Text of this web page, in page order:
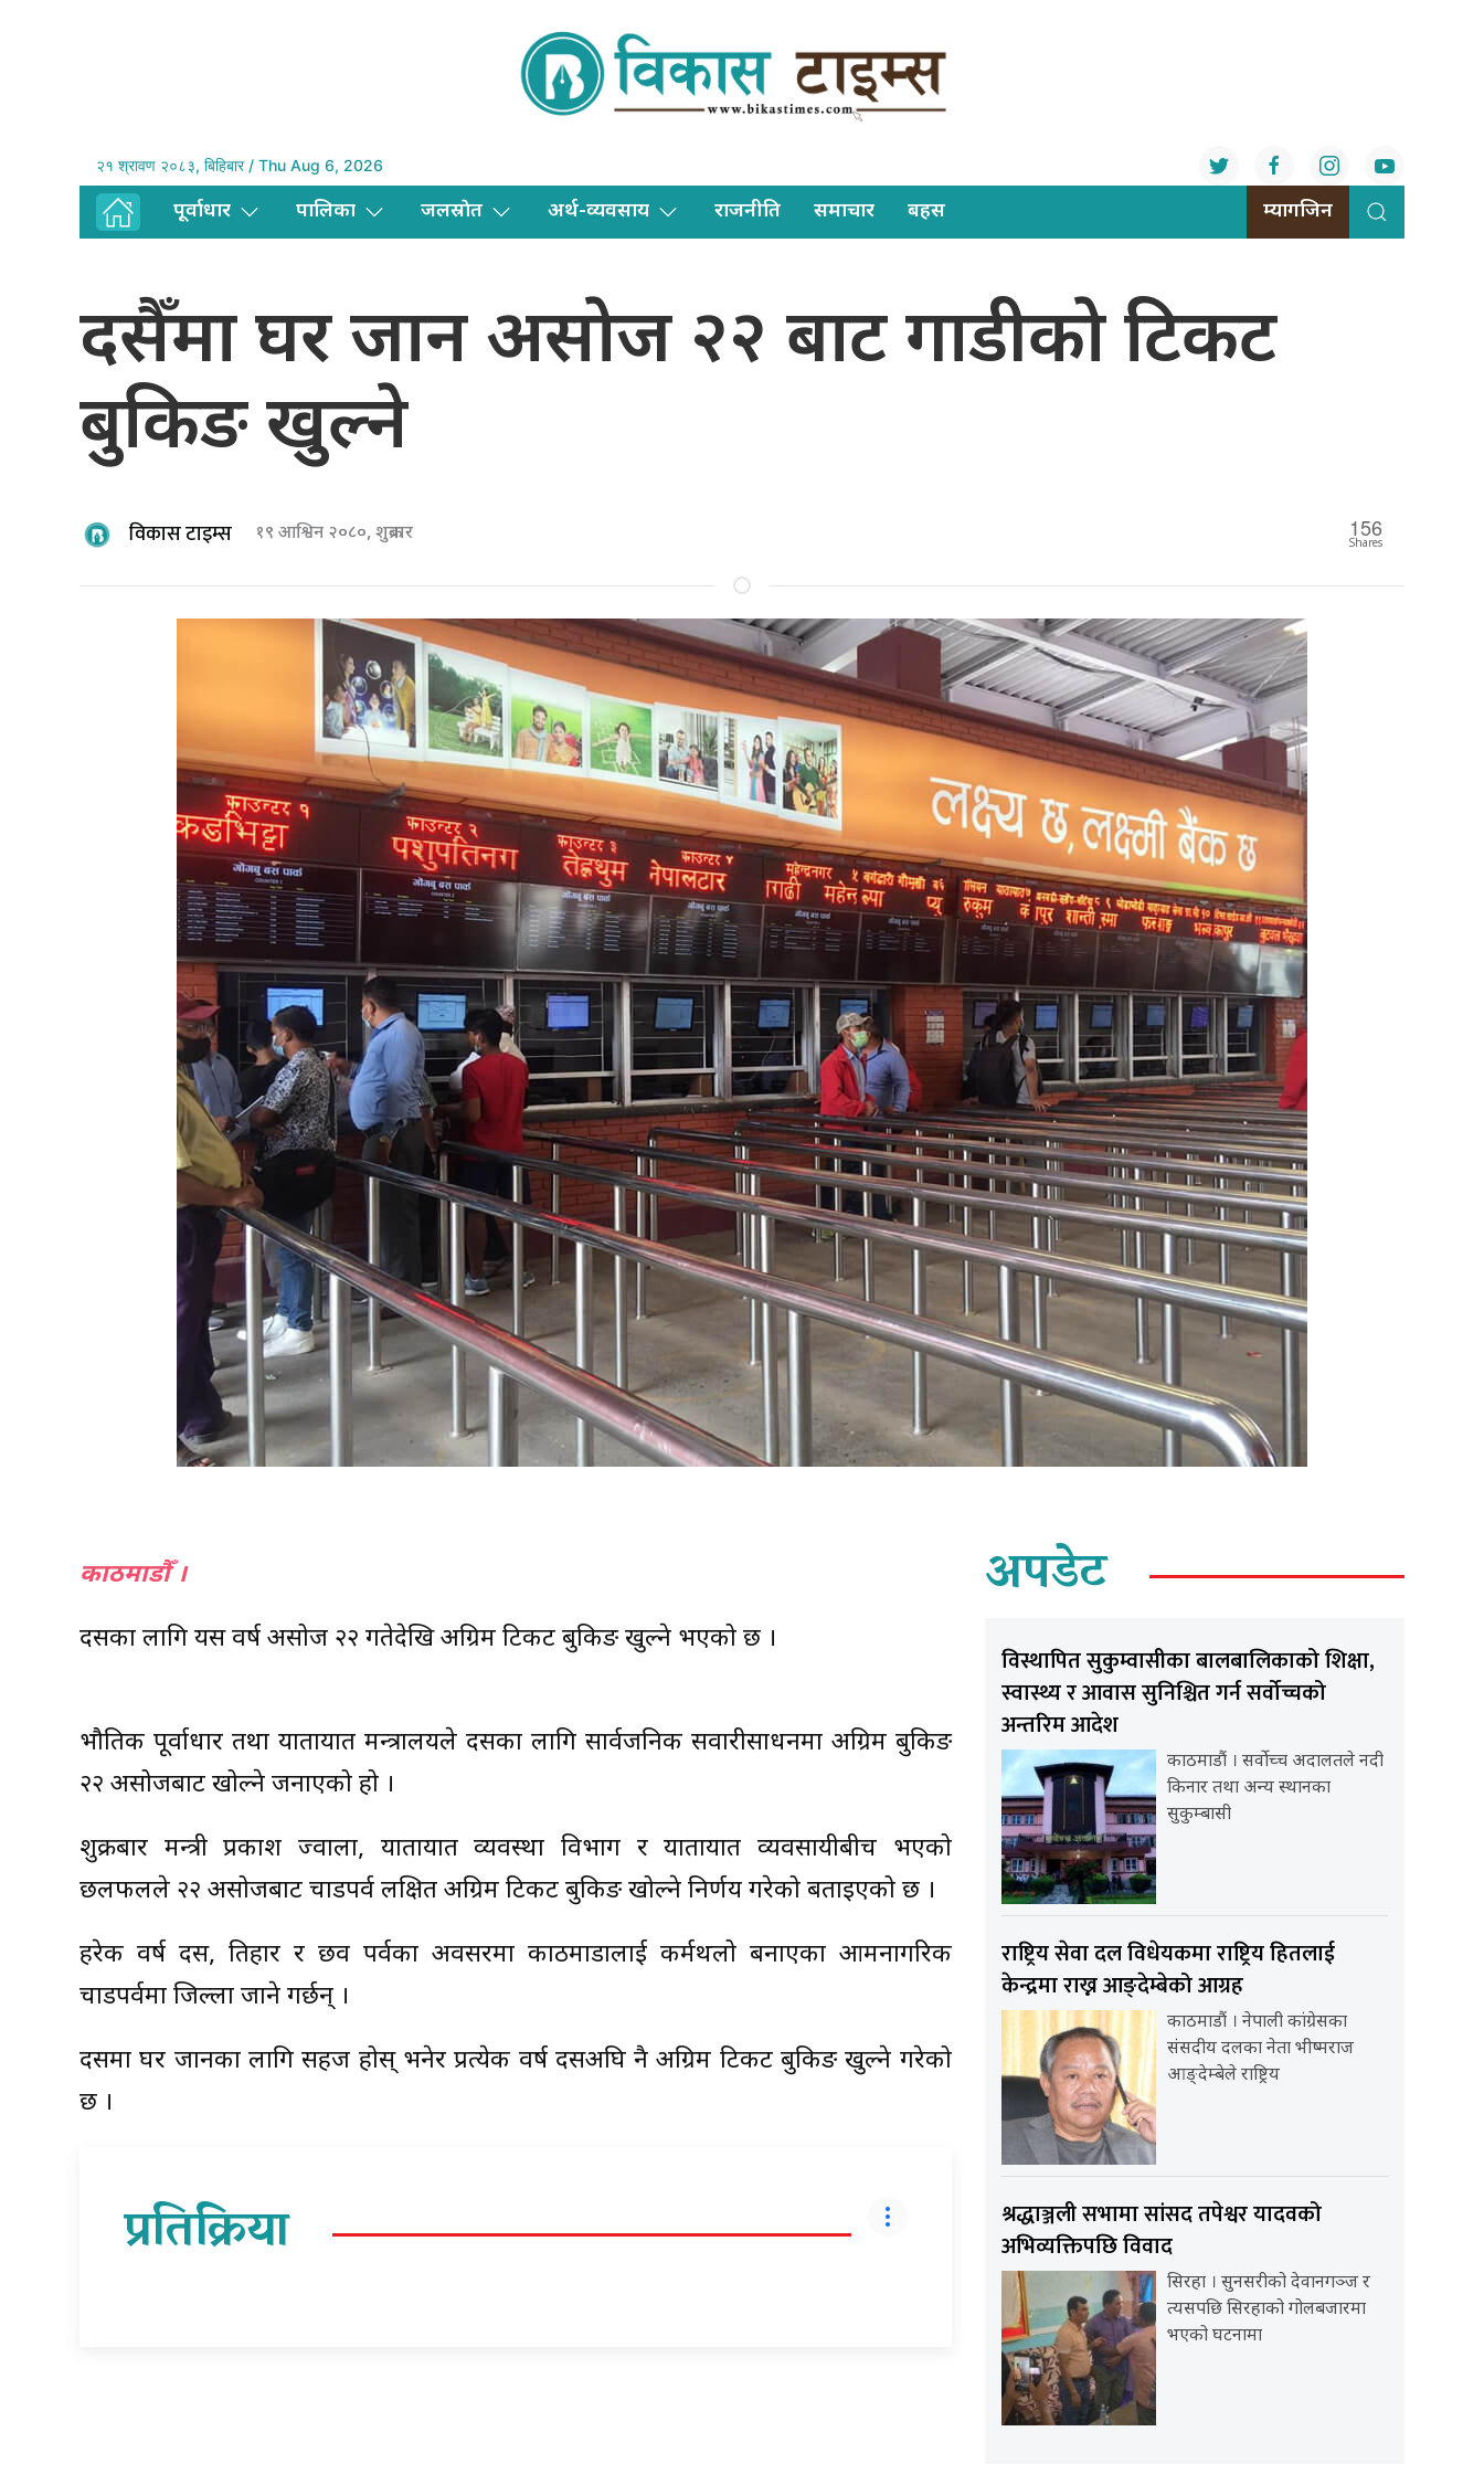
२१ श्रावण २०८३, बिहिबार / Thu Aug 6, 2026
पूर्वाधार पालिका जलस्राेत अर्थ-व्यवसाय राजनीति समाचार बहस म्यागजिन
दसैँमा घर जान असाेज २२ बाट गाडीकाे टिकट
बुकिङ खुल्ने
विकास टाइम्स १९ आश्विन २०८०, शुक्रबार 156
Shares
काठमाडौँ ।
दसैँका लागि यस वर्ष असोज २२ गतेदेखि अग्रिम टिकट बुकिङ खुल्ने भएको छ ।
भौतिक पूर्वाधार तथा यातायात मन्त्रालयले दसैँका लागि सार्वजनिक सवारीसाधनमा अग्रिम बुकिङ
२२ असोजबाट खोल्ने जनाएको हो ।
शुक्रबार मन्त्री प्रकाश ज्वाला, यातायात व्यवस्था विभाग र यातायात व्यवसायीबीच भएको
छलफलले २२ असोजबाट चाडपर्व लक्षित अग्रिम टिकट बुकिङ खोल्ने निर्णय गरेको बताइएको छ ।
हरेक वर्ष दसैँ, तिहार र छव पर्वका अवसरमा काठमाडौँलाई कर्मथलो बनाएका आमनागरिक
चाडपर्वमा जिल्ला जाने गर्छन् ।
दसैँमा घर जानका लागि सहज होस् भनेर प्रत्येक वर्ष दसैँअघि नै अग्रिम टिकट बुकिङ खुल्ने गरेको
छ ।
प्रतिक्रिया
अपडेट
विस्थापित सुकुम्वासीका बालबालिकाको शिक्षा,
स्वास्थ्य र आवास सुनिश्चित गर्न सर्वोच्चको
अन्तरिम आदेश
काठमाडौं । सर्वोच्च अदालतले नदी
किनार तथा अन्य स्थानका
सुकुम्बासी
राष्ट्रिय सेवा दल विधेयकमा राष्ट्रिय हितलाई
केन्द्रमा राख्न आङ्देम्बेको आग्रह
काठमाडौं । नेपाली कांग्रेसका
संसदीय दलका नेता भीष्मराज
आङ्देम्बेले राष्ट्रिय
श्रद्धाञ्जली सभामा सांसद तपेश्वर यादवको
अभिव्यक्तिपछि विवाद
सिरहा । सुनसरीको देवानगञ्ज र
त्यसपछि सिरहाको गोलबजारमा
भएको घटनामा